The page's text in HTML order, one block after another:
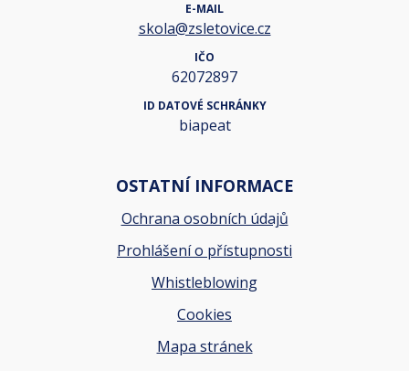
E-MAIL
skola@zsletovice.cz
IČO
62072897
ID DATOVÉ SCHRÁNKY
biapeat
OSTATNÍ INFORMACE
Ochrana osobních údajů
Prohlášení o přístupnosti
Whistleblowing
Cookies
Mapa stránek